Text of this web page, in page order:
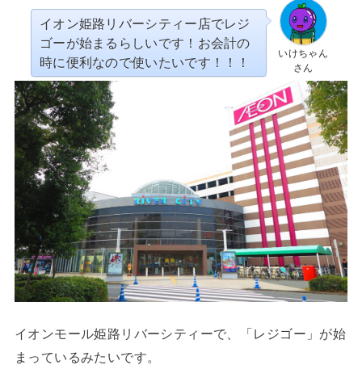
いけちゃん
さん
イオン姫路リバーシティー店でレジ
ゴーが始まるらしいです！お会計の
時に便利なので使いたいです！！！
イオンモール姫路リバーシティーで、「レジゴー」が始
まっているみたいです。